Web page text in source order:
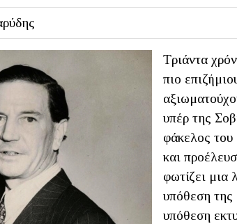
Τριάντα
πιο
υπέρ της
φάκελος
και
φωτίζει μια
υπόθεση της
υπόθεση